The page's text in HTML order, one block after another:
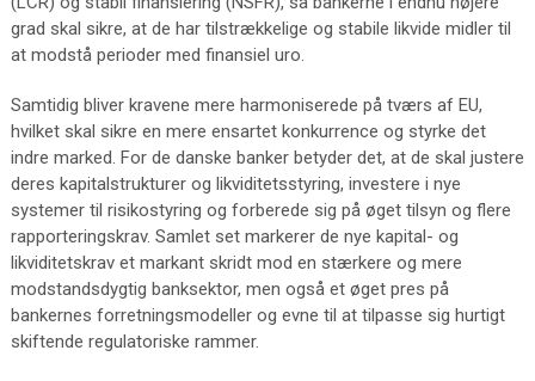
grad skal sikre, at de har tilstrækkelige og stabile likvide midler til
at modstå perioder med finansiel uro.
Samtidig bliver kravene mere harmoniserede på tværs af EU,
hvilket skal sikre en mere ensartet konkurrence og styrke det
indre marked. For de danske banker betyder det, at de skal justere
deres kapitalstrukturer og likviditetsstyring, investere i nye
systemer til risikostyring og forberede sig på øget tilsyn og flere
rapporteringskrav. Samlet set markerer de nye kapital- og
likviditetskrav et markant skridt mod en stærkere og mere
modstandsdygtig banksektor, men også et øget pres på
bankernes forretningsmodeller og evne til at tilpasse sig hurtigt
skiftende regulatoriske rammer.